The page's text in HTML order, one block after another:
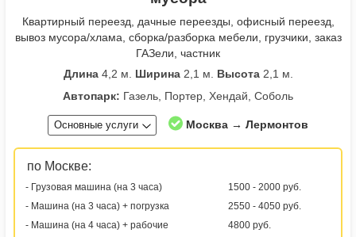
Квартирный переезд, дачные переезды, офисный переезд,
вывоз мусора/хлама, сборка/разборка мебели, грузчики, заказ
ГАЗели, частник
Длина4,2 м. Ширина2,1 м. Высота2,1 м.
Автопарк: Газель, Портер, Хендай, Соболь
Основные услуги Москва → Лермонтов
по Москве:
- Грузовая машина (на 3 часа)
1500 - 2000 руб.
- Машина (на 3 часа) + погрузка
2550 - 4050 руб.
- Машина (на 4 часа) + рабочие
4800 руб.